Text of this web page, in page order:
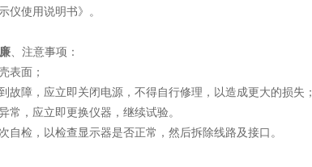
仪使用说明书》。
、注意事项：
表面；
故障，应立即关闭电源，不得自行修理，以造成更大的损失；
常，应立即更换仪器，继续试验。
自检，以检查显示器是否正常，然后拆除线路及接口。